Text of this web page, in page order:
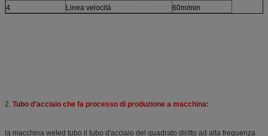
4
Linea velocità 60m/min
2. Tubo d'acciaio che fa processo di produzione a macchina:
la macchina weled tubo il tubo d'acciaio del quadrato diritto ad alta frequenza